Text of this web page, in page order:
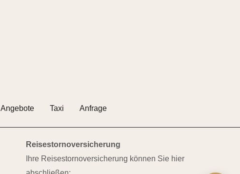
Angebote Taxi Anfrage
Reisestornoversicherung
Ihre Reisestornoversicherung können Sie hier